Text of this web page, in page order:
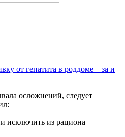
от гепатита в роддоме – за и
осложнений, следует
исключить из рациона